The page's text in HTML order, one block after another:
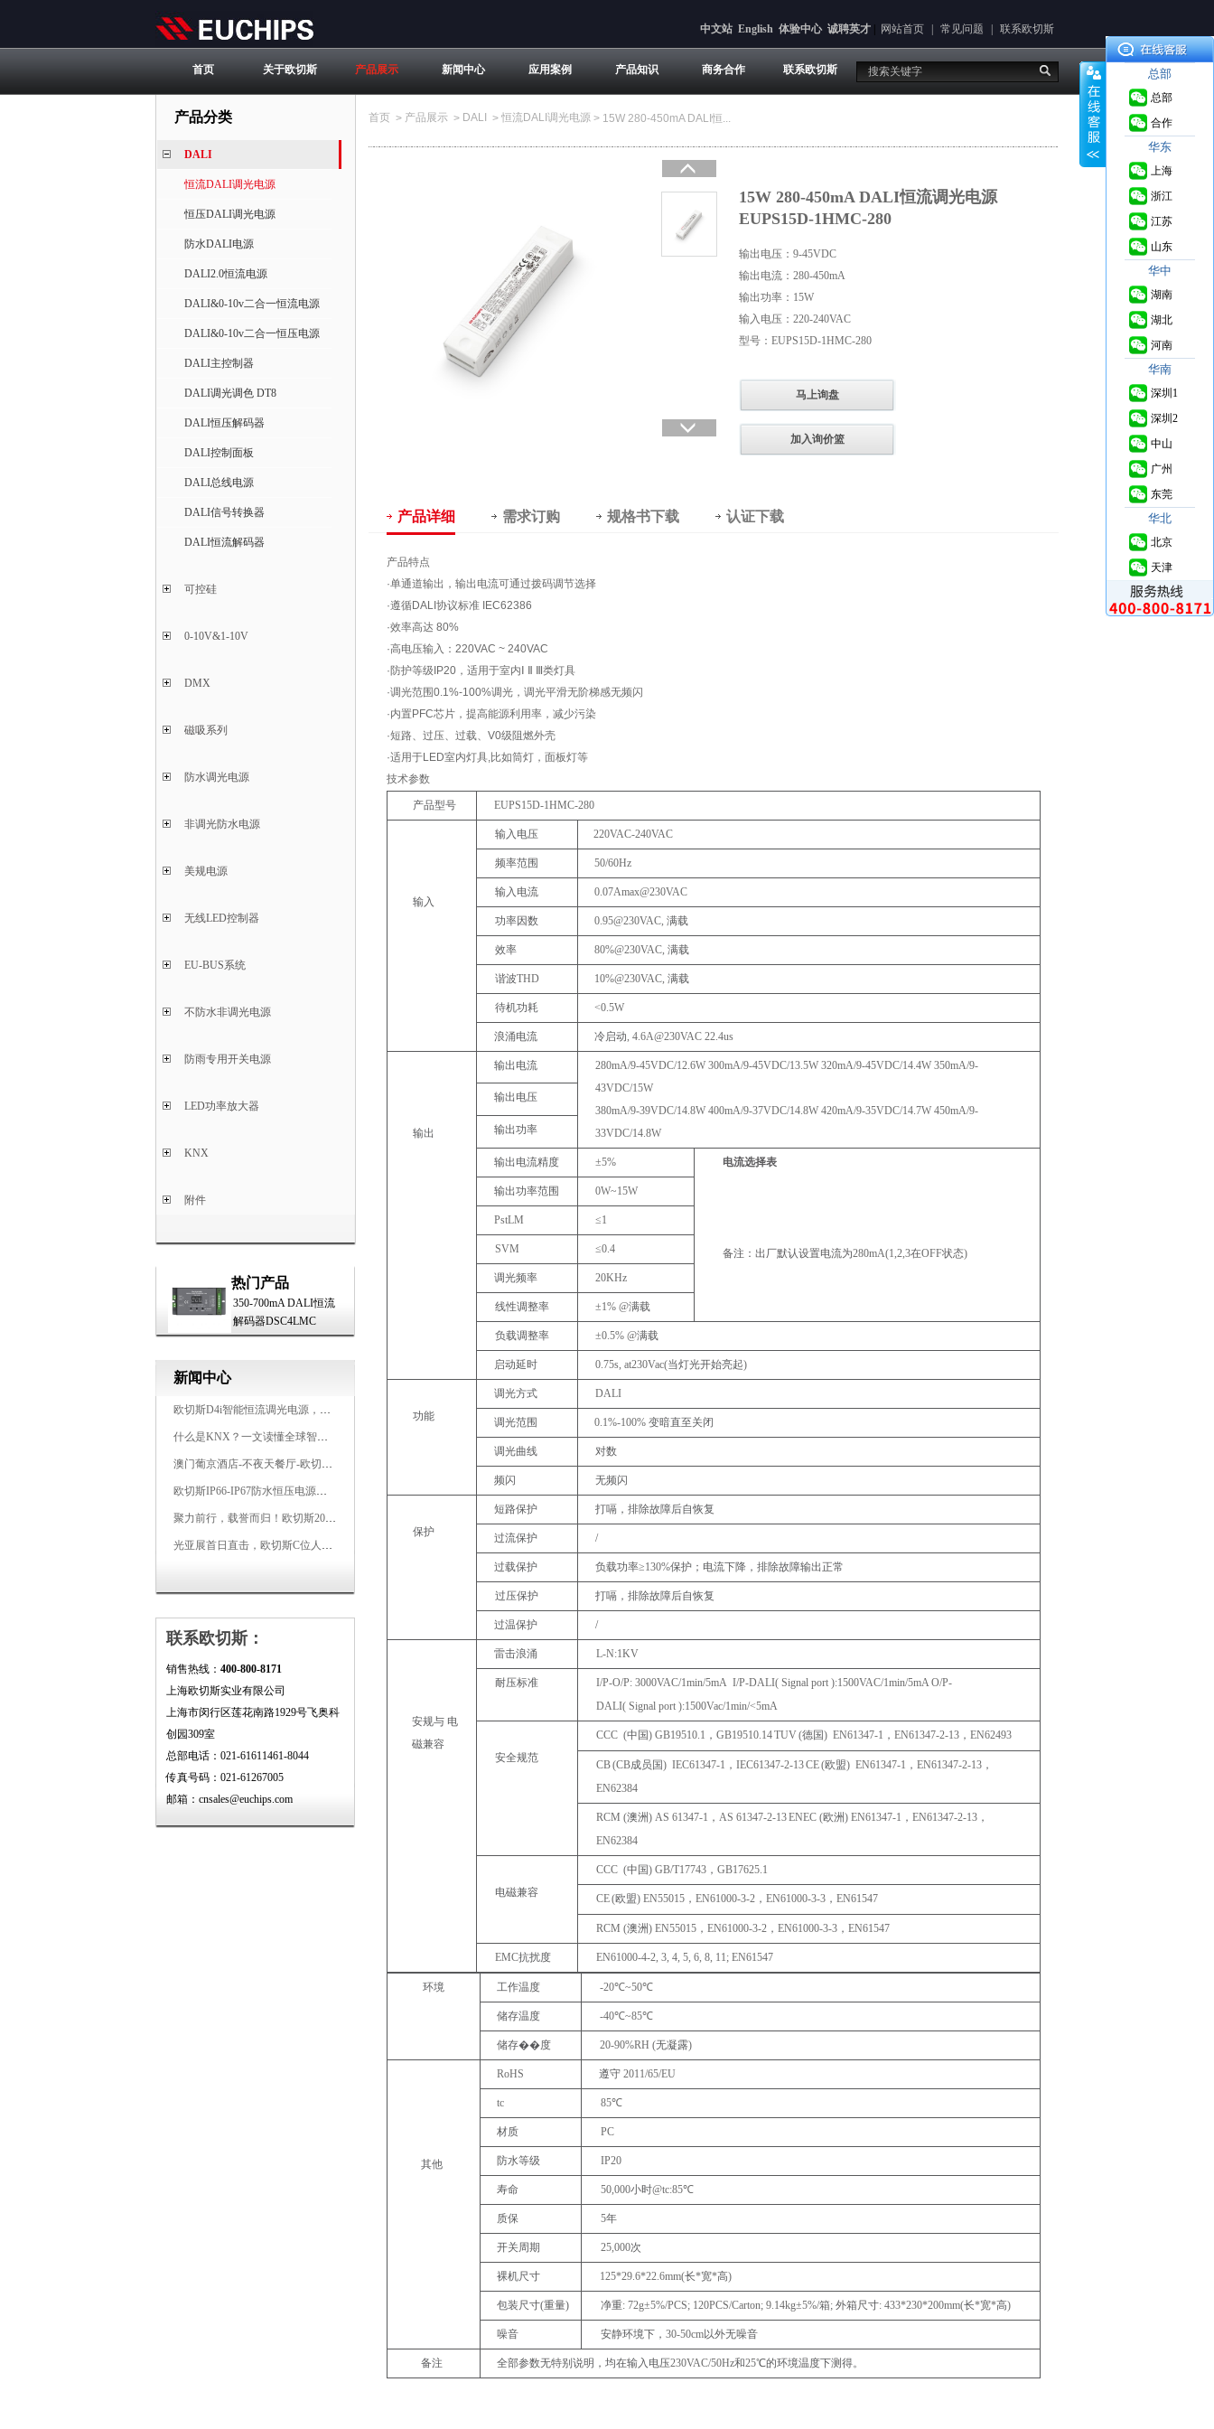
中文站 English 体验中心 诚聘英才 网站首页 常见问题 联系欧切斯
首页 关于欧切斯 产品展示 新闻中心 应用案例 产品知识 商务合作 联系欧切斯
产品分类
DALI
恒流DALI调光电源
恒压DALI调光电源
防水DALI电源
DALI2.0恒流电源
DALI&0-10v二合一恒流电源
DALI&0-10v二合一恒压电源
DALI主控制器
DALI调光调色 DT8
DALI恒压解码器
DALI控制面板
DALI总线电源
DALI信号转换器
DALI恒流解码器
可控硅
0-10V&1-10V
DMX
磁吸系列
防水调光电源
非调光防水电源
美规电源
无线LED控制器
EU-BUS系统
不防水非调光电源
防雨专用开关电源
LED功率放大器
KNX
附件
热门产品
350-700mA DALI恒流
解码器DSC4LMC
新闻中心
欧切斯D4i智能恒流调光电源，引领未来照明生态
什么是KNX？一文读懂全球智能建筑控制标准
澳门葡京酒店-不夜天餐厅-欧切斯KNX智能控制系统打造高端智慧空间
欧切斯IP66-IP67防水恒压电源，无惧风雨，智稳如一
聚力前行，载誉而归！欧切斯2026光亚展完美收官
光亚展首日直击，欧切斯C位人气爆棚-双奖加冕，实力再出圈
联系欧切斯：
销售热线： 400-800-8171
上海欧切斯实业有限公司
上海市闵行区莲花南路1929号飞奥科
创园309室
总部电话：021-61611461-8044
传真号码：021-61267005
邮箱：cnsales@euchips.com
首页 > 产品展示 > DALI > 恒流DALI调光电源 > 15W 280-450mA DALI恒...
15W 280-450mA DALI恒流调光电源
EUPS15D-1HMC-280
输出电压：9-45VDC
输出电流：280-450mA
输出功率：15W
输入电压：220-240VAC
型号：EUPS15D-1HMC-280
马上询盘
加入询价篮
产品详细 需求订购 规格书下载 认证下载
产品特点
·单通道输出，输出电流可通过拨码调节选择
·遵循DALI协议标准 IEC62386
·效率高达 80%
·高电压输入：220VAC ~ 240VAC
·防护等级IP20，适用于室内Ⅰ Ⅱ Ⅲ类灯具
·调光范围0.1%-100%调光，调光平滑无阶梯感无频闪
·内置PFC芯片，提高能源利用率，减少污染
·短路、过压、过载、V0级阻燃外壳
·适用于LED室内灯具,比如筒灯，面板灯等
技术参数
产品型号 EUPS15D-1HMC-280
输入
输入电压 220VAC-240VAC
频率范围 50/60Hz
输入电流 0.07Amax@230VAC
功率因数 0.95@230VAC, 满载
效率 80%@230VAC, 满载
谐波THD 10%@230VAC, 满载
待机功耗 <0.5W
浪涌电流 冷启动,4.6A@230VAC 22.4us
输出
输出电流 280mA/9-45VDC/12.6W 300mA/9-45VDC/13.5W 320mA/9-45VDC/14.4W 350mA/9-
43VDC/15W
380mA/9-39VDC/14.8W 400mA/9-37VDC/14.8W 420mA/9-35VDC/14.7W 450mA/9-
33VDC/14.8W
输出电压
输出功率
输出电流精度 ±5% 电流选择表
备注：出厂默认设置电流为280mA(1,2,3在OFF状态)
输出功率范围 0W~15W
PstLM ≤1
SVM ≤0.4
调光频率 20KHz
线性调整率 ±1% @满载
负载调整率 ±0.5% @满载
启动延时 0.75s, at230Vac(当灯光开始亮起)
功能
调光方式 DALI
调光范围 0.1%-100% 变暗直至关闭
调光曲线 对数
频闪 无频闪
保护
短路保护 打嗝，排除故障后自恢复
过流保护 /
过载保护 负载功率≥130%保护；电流下降，排除故障输出正常
过压保护 打嗝，排除故障后自恢复
过温保护 /
安规与 电
磁兼容
雷击浪涌 L-N:1KV
耐压标准 I/P-O/P: 3000VAC/1min/5mA I/P-DALI( Signal port ):1500VAC/1min/5mAO/P-
DALI( Signal port ):1500Vac/1min/<5mA
安全规范
CCC (中国) GB19510.1 ，GB19510.14TUV(德国) EN61347-1 ，EN61347-2-13 ，EN62493
CB(CB成员国) IEC61347-1 ，IEC61347-2-13CE(欧盟) EN61347-1 ，EN61347-2-13 ，
EN62384
RCM (澳洲) AS 61347-1 ，AS 61347-2-13ENEC (欧洲) EN61347-1 ，EN61347-2-13 ，
EN62384
电磁兼容
CCC (中国) GB/T17743 ，GB17625.1
CE(欧盟) EN55015 ，EN61000-3-2 ，EN61000-3-3 ，EN61547
RCM (澳洲) EN55015 ，EN61000-3-2 ，EN61000-3-3 ，EN61547
EMC抗扰度 EN61000-4-2, 3, 4, 5, 6, 8, 11; EN61547
环境 工作温度 -20℃~50℃
储存温度 -40℃~85℃
储存��度 20-90%RH (无凝露)
其他
RoHS 遵守 2011/65/EU
tc 85℃
材质 PC
防水等级 IP20
寿命 50,000小时@tc:85℃
质保 5年
开关周期 25,000次
裸机尺寸 125*29.6*22.6mm(长*宽*高)
包装尺寸(重量) 净重: 72g±5%/PCS; 120PCS/Carton; 9.14kg±5%/箱; 外箱尺寸: 433*230*200mm(长*宽*高)
噪音 安静环境下，30-50cm以外无噪音
备注 全部参数无特别说明，均在输入电压230VAC/50Hz和25℃的环境温度下测得。
总部
总部
合作
华东
上海
浙江
江苏
山东
华中
湖南
湖北
河南
华南
深圳1
深圳2
中山
广州
东莞
华北
北京
天津